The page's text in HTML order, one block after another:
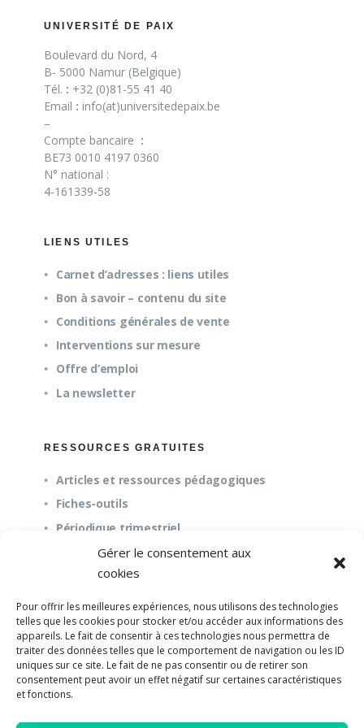
Gérer le consentement aux
cookies
Pour offrir les meilleures expériences, nous utilisons des technologies
telles que les cookies pour stocker et/ou accéder aux informations des
appareils. Le fait de consentir à ces technologies nous permettra de
traiter des données telles que le comportement de navigation ou les ID
uniques sur ce site. Le fait de ne pas consentir ou de retirer son
consentement peut avoir un effet négatif sur certaines caractéristiques
et fonctions.
UNIVERSITÉ DE PAIX
Boulevard du Nord, 4
B- 5000 Namur (Belgique)
Tél. : +32 (0)81-55 41 40
Email : info(at)universitedepaix.be
–
Compte bancaire :
BE73 0010 4197 0360
N° national :
4-161339-58
LIENS UTILES
Carnet d’adresses : liens utiles
Bon à savoir – contenu du site
Conditions générales de vente
Interventions sur mesure
Offre d’emploi
La newsletter
RESSOURCES GRATUITES
Articles et ressources pédagogiques
Fiches-outils
Périodique trimestriel
À propos
Questions fréquentes (FAQ)
Mission et pédagogie